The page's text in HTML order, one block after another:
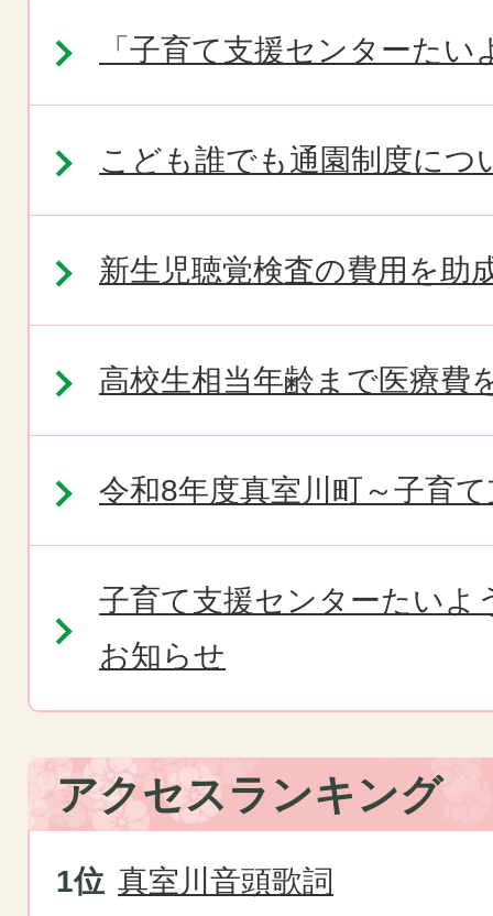
「子育て支援センターた
こども誰でも通園制度につ
新生児聴覚検査の費用を助
高校生相当年齢まで医療費
令和8年度真室川町～子育
子育て支援センターたいよ
お知らせ
アクセスランキング
真室川音頭歌詞